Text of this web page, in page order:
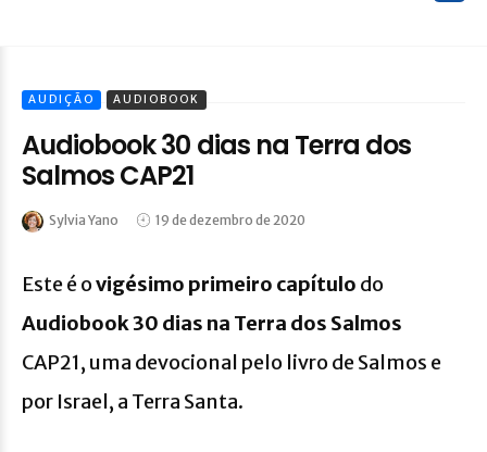
AUDIÇÃO AUDIOBOOK
Audiobook 30 dias na Terra dos
Salmos CAP21
Sylvia Yano 19 de dezembro de 2020
Este é ovigésimo primeiro capítulo do
Audiobook 30 dias na Terra dos Salmos
CAP21, uma devocional pelo livro de Salmos e
por Israel, a Terra Santa.